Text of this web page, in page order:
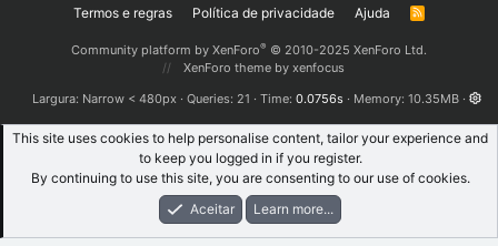
Termos e regras
Política de privacidade Ajuda
R
Community platform by XenForo® © 2010-2025 XenForo Ltd.
XenForo theme by xenfocus
Largura
Queries 21 Time 0.0756s Memory 10.35MB
This site uses cookies to help personalise content, tailor your experience and
to keep you logged in if you register.
By continuing to use this site, you are consenting to our use of cookies.
Aceitar
Learn more...